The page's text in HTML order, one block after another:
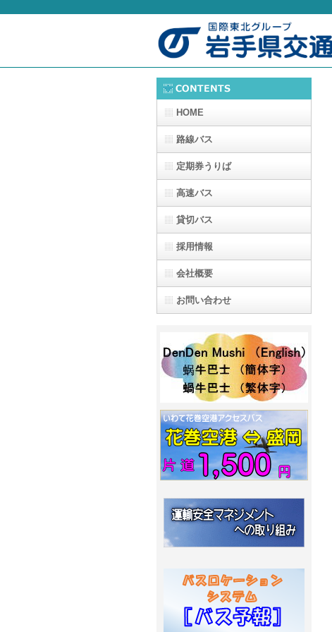
HOME
路線バス
定期券うりば
高速バス
貸切バス
採用情報
会社概要
お問い合わせ